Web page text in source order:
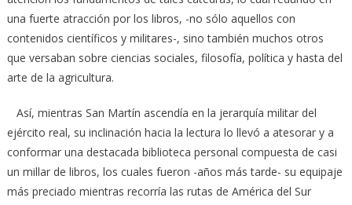
una fuerte atracción por los libros, -no sólo aquellos con
contenidos científicos y militares-, sino también muchos otros
que versaban sobre ciencias sociales, filosofía, política y hasta del
arte de la agricultura.
Así, mientras San Martín ascendía en la jerarquía militar del
ejército real, su inclinación hacia la lectura lo llevó a atesorar y a
conformar una destacada biblioteca personal compuesta de casi
un millar de libros, los cuales fueron -años más tarde- su equipaje
más preciado mientras recorría las rutas de América del Sur